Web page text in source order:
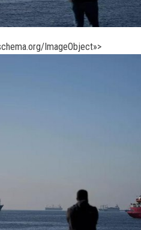
ImageObject»>